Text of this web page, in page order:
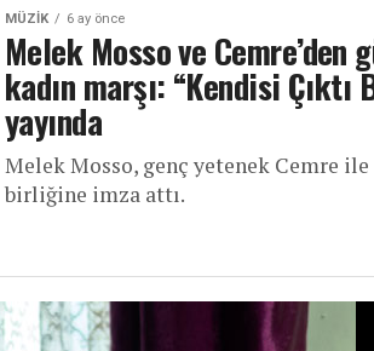
MÜZIK 6 ay önce
Melek Mosso ve Cemre’den
kadın marşı: “Kendisi Çıktı
yayında
Melek Mosso, genç yetenek Cemre
birliğine imza attı.